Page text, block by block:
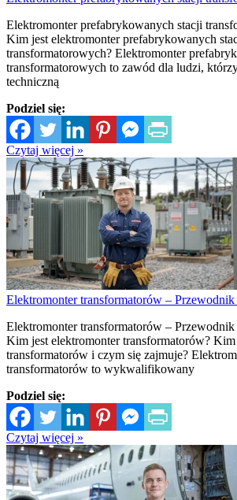
Elektromonter prefabrykowanych stacji
Kim jest elektromonter prefabrykowanych
transformatorowych? Elektromonter
transformatorowych to zawód dla ludzi,
techniczną
Podziel się:
Czytaj więcej »
Elektromonter transformatorów –
Elektromonter transformatorów –
Kim jest elektromonter transformatorów?
transformatorów i czym się zajmuje?
transformatorów to wykwalifikowany
Podziel się:
Czytaj więcej »